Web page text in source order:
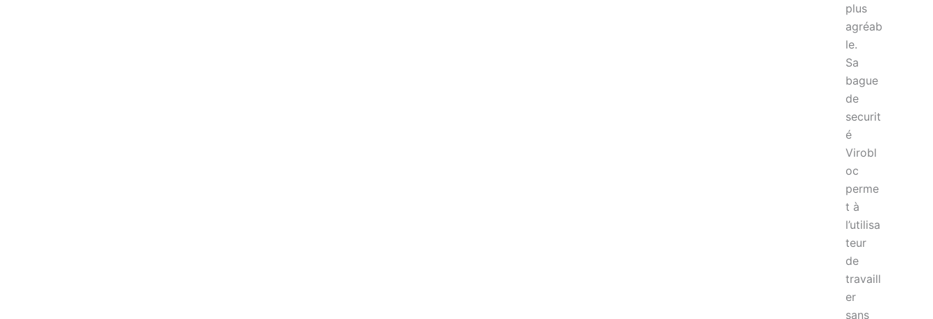
plus
agréab
le.
Sa
bague
de
securit
é
Virobl
oc
perme
t à
l’utilisa
teur
de
travaill
er
sans